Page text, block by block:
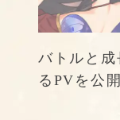
バトルと
るPVを公